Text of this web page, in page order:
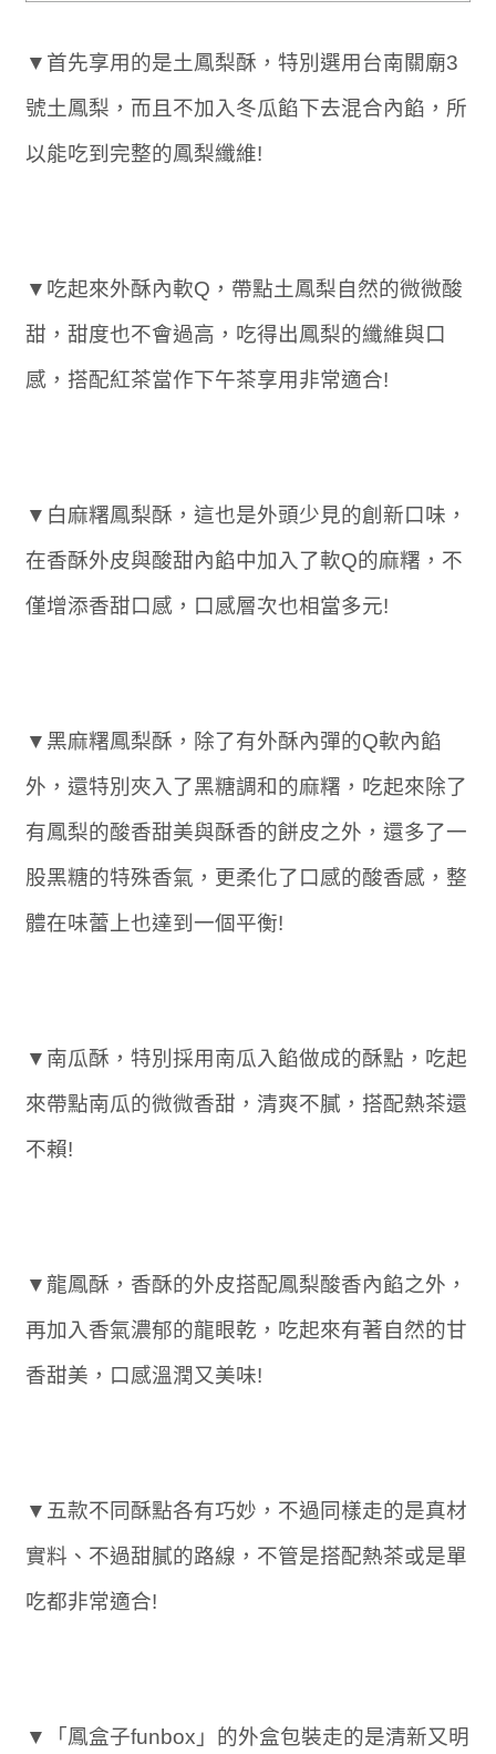
▼首先享用的是土鳳梨酥，特別選用台南關廟3
號土鳳梨，而且不加入冬瓜餡下去混合內餡，所
以能吃到完整的鳳梨纖維!
▼吃起來外酥內軟Q，帶點土鳳梨自然的微微酸
甜，甜度也不會過高，吃得出鳳梨的纖維與口
感，搭配紅茶當作下午茶享用非常適合!
▼白麻糬鳳梨酥，這也是外頭少見的創新口味，
在香酥外皮與酸甜內餡中加入了軟Q的麻糬，不
僅增添香甜口感，口感層次也相當多元!
▼黑麻糬鳳梨酥，除了有外酥內彈的Q軟內餡
外，還特別夾入了黑糖調和的麻糬，吃起來除了
有鳳梨的酸香甜美與酥香的餅皮之外，還多了一
股黑糖的特殊香氣，更柔化了口感的酸香感，整
體在味蕾上也達到一個平衡!
▼南瓜酥，特別採用南瓜入餡做成的酥點，吃起
來帶點南瓜的微微香甜，清爽不膩，搭配熱茶還
不賴!
▼龍鳳酥，香酥的外皮搭配鳳梨酸香內餡之外，
再加入香氣濃郁的龍眼乾，吃起來有著自然的甘
香甜美，口感溫潤又美味!
▼五款不同酥點各有巧妙，不過同樣走的是真材
實料、不過甜膩的路線，不管是搭配熱茶或是單
吃都非常適合!
▼「鳳盒子funbox」的外盒包裝走的是清新又明